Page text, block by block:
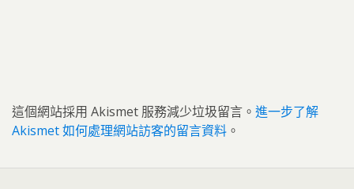
這個網站採用 Akismet 服務減少垃圾留言。 進一步了解
Akismet 如何處理網站訪客的留言資料 。